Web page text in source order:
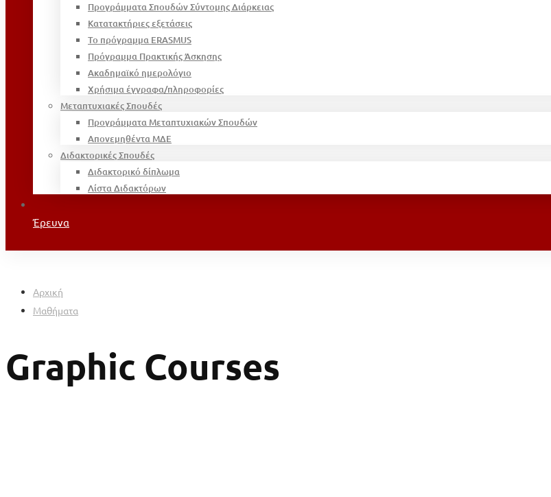
Προγράμματα Σπουδών Σύντομης Διάρκειας
Κατατακτήριες εξετάσεις
Το πρόγραμμα ERASMUS
Πρόγραμμα Πρακτικής Άσκησης
Ακαδημαϊκό ημερολόγιο
Χρήσιμα έγγραφα/πληροφορίες
Μεταπτυχιακές Σπουδές
Προγράμματα Μεταπτυχιακών Σπουδών
Απονεμηθέντα ΜΔΕ
Διδακτορικές Σπουδές
Διδακτορικό δίπλωμα
Λίστα Διδακτόρων
Έρευνα
Αρχική
Μαθήματα
Graphic Courses